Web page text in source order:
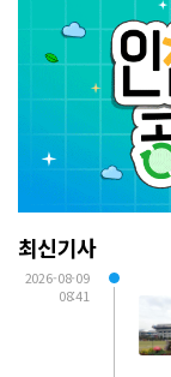
최신기사
2026-08-09
08:41